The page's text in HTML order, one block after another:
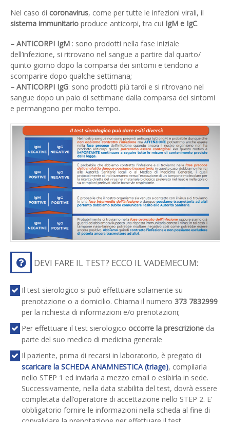
Nel caso di coronavirus, come per tutte le infezioni virali, il
sistema immunitario produce anticorpi, tra cui IgM e IgC.
– ANTICORPI IgM : sono prodotti nella fase iniziale
dell’infezione, si ritrovano nel sangue a partire dal quarto/
quinto giorno dopo la comparsa dei sintomi e tendono a
scomparire dopo qualche settimana;
– ANTICORPI IgG: sono prodotti più tardi e si ritrovano nel
sangue dopo un paio di settimane dalla comparsa dei sintomi
e permangono per molto tempo.
DEVI FARE IL TEST? ECCO IL VADEMECUM:
Il test sierologico si può effettuare solamente su
prenotazione o a domicilio. Chiama il numero 373 7832999
per la richiesta di informazioni e/o prenotazioni;
Per effettuare il test sierologico occorre la prescrizioneda
parte del suo medico di medicina generale
Il paziente, prima di recarsi in laboratorio, è pregato di
scaricare la SCHEDA ANAMNESTICA (triage), compilarla
nello STEP 1 ed inviarla a mezzo email o esibirla in sede.
Successivamente, nella data stabilita del test, dovrà essere
completata dall’operatore di accettazione nello STEP 2. E’
obbligatorio fornire le informazioni nella scheda al fine di